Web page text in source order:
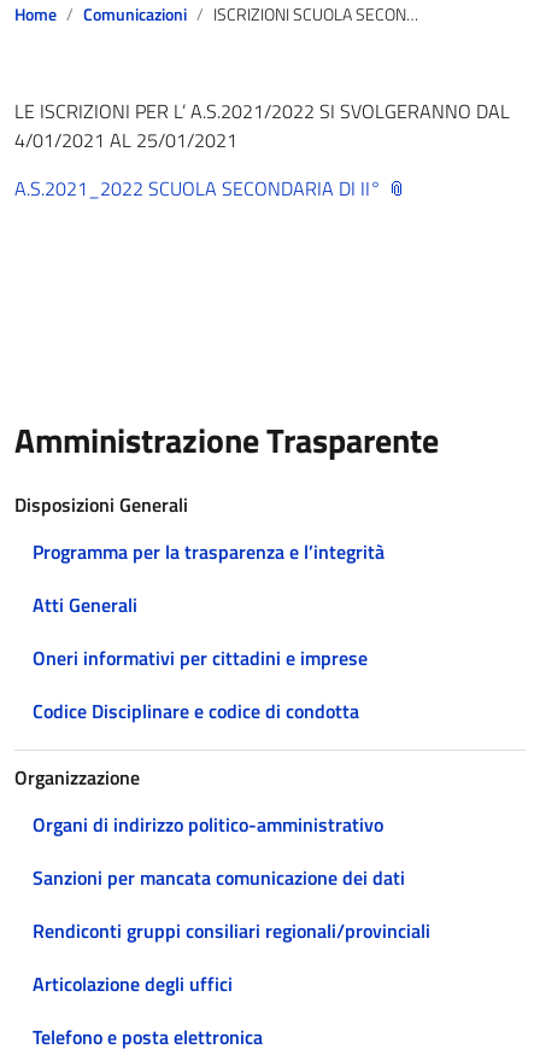
Home Comunicazioni ISCRIZIONI SCUOLA SECONDARIA DI SECONDO GRADO
LE ISCRIZIONI PER L’ A.S.2021/2022 SI SVOLGERANNO DAL
4/01/2021 AL 25/01/2021
A.S.2021_2022 SCUOLA SECONDARIA DI II°
Amministrazione Trasparente
Disposizioni Generali
Programma per la trasparenza e l’integrità
Atti Generali
Oneri informativi per cittadini e imprese
Codice Disciplinare e codice di condotta
Organizzazione
Organi di indirizzo politico-amministrativo
Sanzioni per mancata comunicazione dei dati
Rendiconti gruppi consiliari regionali/provinciali
Articolazione degli uffici
Telefono e posta elettronica